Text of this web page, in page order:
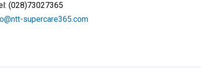
(028)73027365
supercare365.com